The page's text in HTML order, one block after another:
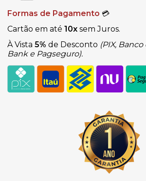
Formas de Pagamento 💳
Cartão em até 10x sem Juros.
À Vista 5% de Desconto (PIX,
Bank e Pagseguro).